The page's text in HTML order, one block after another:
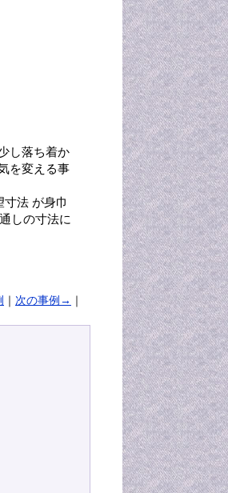
し落ち着か
を変える事
法 が身巾
しの寸法に
｜ 次の事例→ ｜